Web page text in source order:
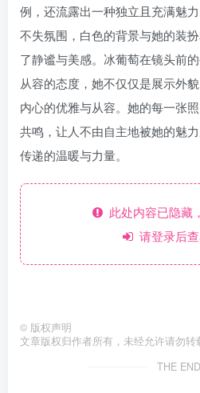
例，还流露出一种独立且充满魅
不失氛围，白色的背景与她的装
了静谧与美感。冰葡萄在镜头前
从容的态度，她不仅仅是展示外
内心的优雅与从容。她的每一张
共鸣，让人不由自主地被她的魅
传递的温暖与力量。
此处内容已隐藏
请登录后查
© 版权声明
文章版权归作者所有，未经允许请勿转
THE END